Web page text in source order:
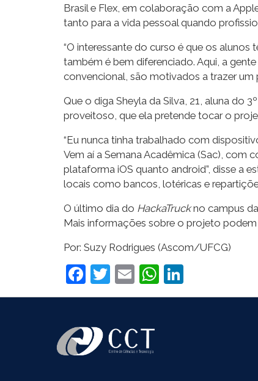
Brasil e Flex, em colaboração com a
tanto para a vida pessoal quando
“O interessante do curso é que os
também é bem diferenciado. Aqui, a
convencional, são motivados a trazer um
Que o diga Sheyla da Silva, 21, aluna do
proveitoso, que ela pretende tocar o
“Eu nunca tinha trabalhado com
Vem aí a Semana Acadêmica (Sac), com
plataforma iOS quanto android”, disse a
locais como bancos, lotéricas e
O último dia do HackaTruckno campus
Mais informações sobre o projeto podem
Por: Suzy Rodrigues (Ascom/UFCG)
Facebook
Twitter
EmailWhatsApp